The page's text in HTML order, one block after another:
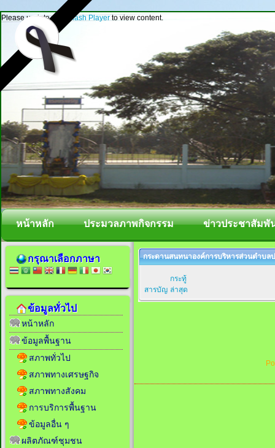
Please update your Flash Player to view content.
หน้าหลัก ประมวลภาพกิจกรรม ข่าวประชาสัมพั
กระดานสนทนาองค์การบริหารส่วนตำบล
สารบัญ
กระทู้
ล่าสุด
กรุณาเลือกภาษา
ข้อมูลทั่วไป
หน้าหลัก
ข้อมูลพื้นฐาน
สภาพทั่วไป
สภาพทางเศรษฐกิจ
สภาพทางสังคม
การบริการพื้นฐาน
ข้อมูลอื่น ๆ
ผลิตภัณฑ์ชุมชน